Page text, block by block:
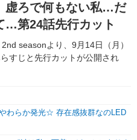
イベント
コスプレ
ラジオ
コラム
虚ろで何もない私…だ
…第24話先行カット
seasonより、9月14日（月）
すじと先行カットが公開され
わらか発光☆ 存在感抜群なのLED